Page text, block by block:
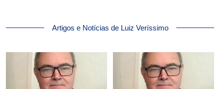
Artigos e Notícias de Luiz Veríssimo